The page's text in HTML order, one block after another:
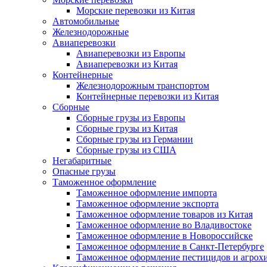
Морские перевозки из Китая
Автомобильные
Железнодорожные
Авиаперевозки
Авиаперевозки из Европы
Авиаперевозки из Китая
Контейнерные
Железнодорожным транспортом
Контейнерные перевозки из Китая
Сборные
Сборные грузы из Европы
Сборные грузы из Китая
Сборные грузы из Германии
Сборные грузы из США
Негабаритные
Опасные грузы
Таможенное оформление
Таможенное оформление импорта
Таможенное оформление экспорта
Таможенное оформление товаров из Китая
Таможенное оформление во Владивостоке
Таможенное оформление в Новороссийске
Таможенное оформление в Санкт-Петербурге
Таможенное оформление пестицидов и